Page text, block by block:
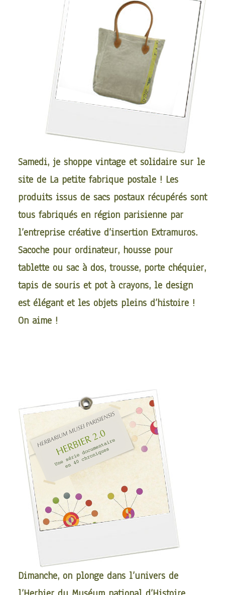
Samedi, je shoppe vintage et solidaire sur le
site de La petite fabrique postale ! Les
produits issus de sacs postaux récupérés sont
tous fabriqués en région parisienne par
l’entreprise créative d’insertion Extramuros.
Sacoche pour ordinateur, housse pour
tablette ou sac à dos, trousse, porte chéquier,
tapis de souris et pot à crayons, le design
est élégant et les objets pleins d’histoire !
On aime !
Dimanche, on plonge dans l’univers de